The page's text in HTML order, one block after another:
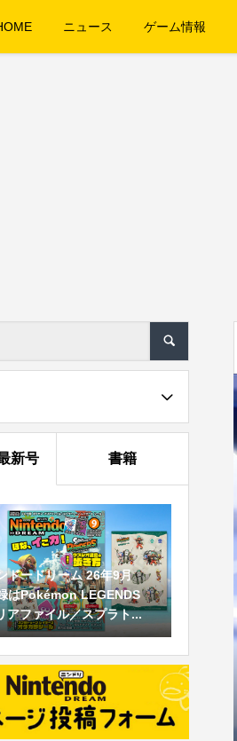
ニュース ゲーム情報
新号 書籍
ドードリーム 26年9月
はPokémon LEGENDS
アファイル／スプラト...